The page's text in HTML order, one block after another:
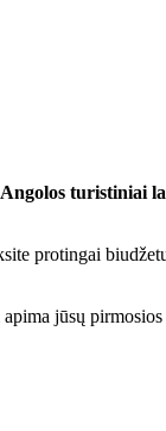
Angolos turistiniai
protingai
jūsų